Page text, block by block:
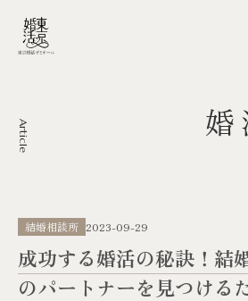
Article
結婚相談所 2023-09-29
成功する婚活の秘訣！結
のパートナーを見つける